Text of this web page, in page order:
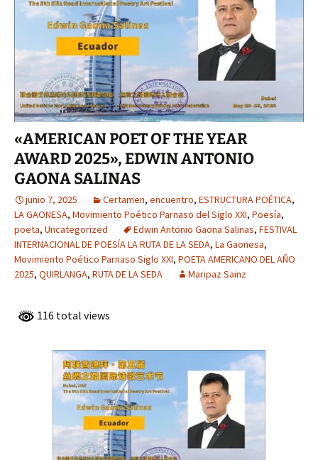
«AMERICAN POET OF THE YEAR
AWARD 2025», EDWIN ANTONIO
GAONA SALINAS
junio 7, 2025 Certamen, encuentro, ESTRUCTURA POÉTICA,
LA GAONESA, Movimiento Poético Parnaso del Siglo XXI, Poesía,
poeta, Uncategorized Edwin Antonio Gaona Salinas, FESTIVAL
INTERNACIONAL DE POESÍA LA RUTA DE LA SEDA, La Gaonesa,
Movimiento Poético Parnaso Siglo XXI, POETA AMERICANO DEL AÑO
2025, QUIRLANGA, RUTA DE LA SEDA Maripaz Sainz
116 total views